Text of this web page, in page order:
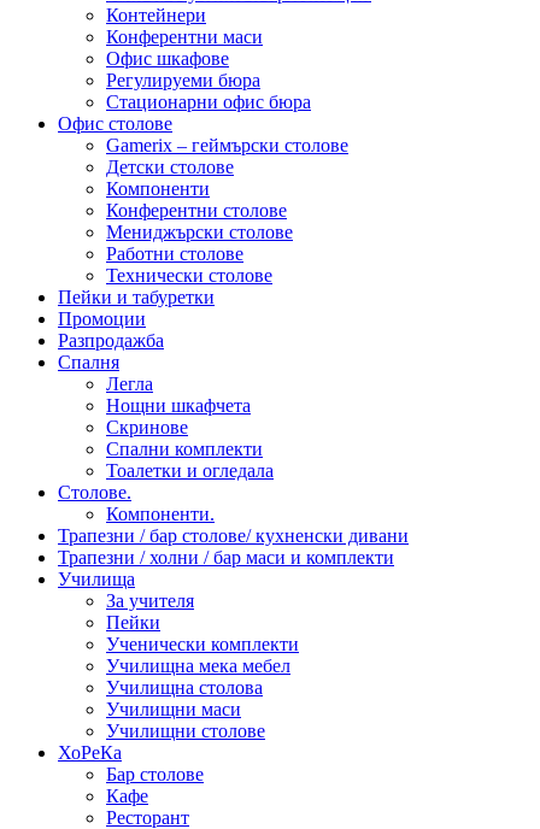
Контейнери
Конферентни маси
Офис шкафове
Регулируеми бюра
Стационарни офис бюра
Офис столове
Gamerix – геймърски столове
Детски столове
Компоненти
Конферентни столове
Мениджърски столове
Работни столове
Технически столове
Пейки и табуретки
Промоции
Разпродажба
Спалня
Легла
Нощни шкафчета
Скринове
Спални комплекти
Тоалетки и огледала
Столове.
Компоненти.
Трапезни / бар столове/ кухненски дивани
Трапезни / холни / бар маси и комплекти
Училища
За учителя
Пейки
Ученически комплекти
Училищна мека мебел
Училищна столова
Училищни маси
Училищни столове
ХоРеКа
Бар столове
Кафе
Ресторант